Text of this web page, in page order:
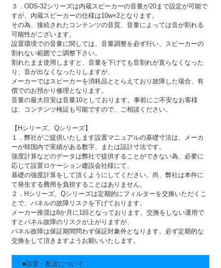
３．ODS-32シリーズは内蔵スピーカーの音量が20まで設定が可能で
すが、内蔵スピーカーの仕様は10w×2となります。
その為、接続されたコンテンツの音質、音量によっては音が割れる
可能性がございます。
設置環境での音量に関しては、音量調整を必ず行い、スピーカーの
割れない範囲でご調整下さい。
割れたまま使用しますと、音量を下げても音割れが直らなくなった
り、音が出なくなったりしますが、
メーカーではスピーカーを消耗品ととらえており故障した場合、有
償でのお預かり修理となります。
音量の最大目安は音量10としております。事前にご不安なお客様
は、コンテンツ検証も可能ですので、ご相談ください。
【Hシリーズ、Qシリーズ】
１．弊社がご提供いたします設置マニュアルの基礎寸法は、メーカ
ーが韓国内で実績がある数字、または設計寸法です。
強度計算などのデータは弊社で提供することができない為、必要に
応じて設置ロケーション建設会社様にて、
基礎の強度計算をして頂くようにしてください。尚、弊社は本件に
て発生する費用を負担することはありません。
２．Hシリーズ、Qシリーズは定期的にフィルターを交換いただくこ
とで、パネルの故障リスクを下げております。
メーカー推奨は8か月に1回となっております。交換をしない運用で
すとパネル故障のリスクが上がりますが、
パネル故障は保証期間問わず保証対象外となります。必ず定期的な
交換をして頂きますようお願いいたします。
■設置・配送について